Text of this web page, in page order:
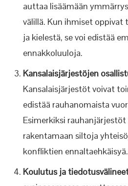
auttaa lisäämään
välillä. Kun ihmiset
ja kielestä, se voi edistää
ennakkoluuloja.
Kansalaisjärjestöjen
Kansalaisjärjestöt voivat
edistää rauhanomaista
Esimerkiksi
rakentamaan siltoja
konfliktien ennaltaehkäisyä.
Koulutus ja